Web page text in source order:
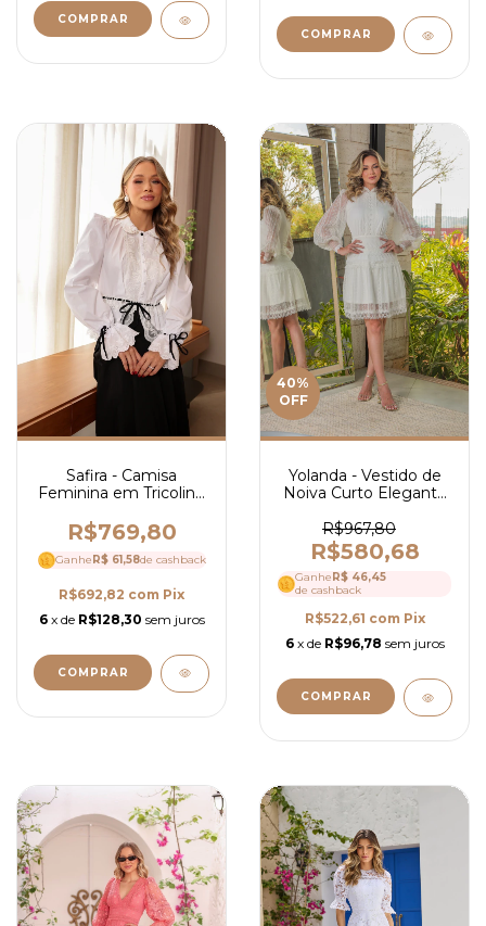
COMPRAR
COMPRAR
Safira - Camisa
Feminina em Tricoline
com Peplum Elegante
- Ref 4226
R$769,80
Ganhe R$ 61,58de cashback
R$692,82 com Pix
6 x de R$128,30 sem juros
COMPRAR
40%
OFF
Yolanda - Vestido de
Noiva Curto Elegante
Bordado com Guipir e
Manga Longa - Ref
4153
R$967,80
R$580,68
Ganhe R$ 46,45
de cashback
R$522,61 com Pix
6 x de R$96,78 sem juros
COMPRAR